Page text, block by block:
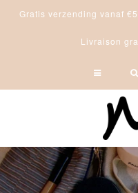
Gratis verzending vanaf
Livraison
Make-up
Skincare
Tanning